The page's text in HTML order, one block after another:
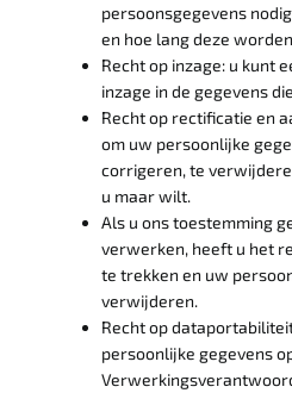
persoonsgegevens
en hoe lang deze
Recht op inzage: u kunt
inzage in de gegevens
Recht op rectificatie en
om uw persoonlijke
corrigeren, te
u maar wilt.
Als u ons toestemming
verwerken, heeft u het
te trekken en uw
verwijderen.
Recht op
persoonlijke gegevens